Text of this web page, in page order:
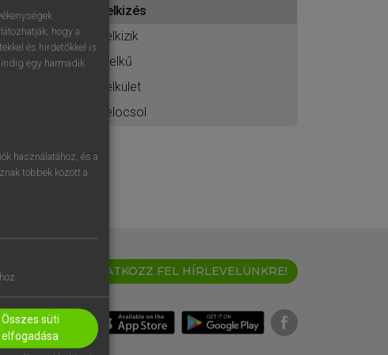
.
lelkizés
lelkizik
-lelkű
lelkület
lelocsol
IRATKOZZ FEL HÍRLEVELÜNKRE!
hogy a
és hirdetőkkel is
egy harmadik
használatához, és a
többek között a
Összes süti
elfogadása